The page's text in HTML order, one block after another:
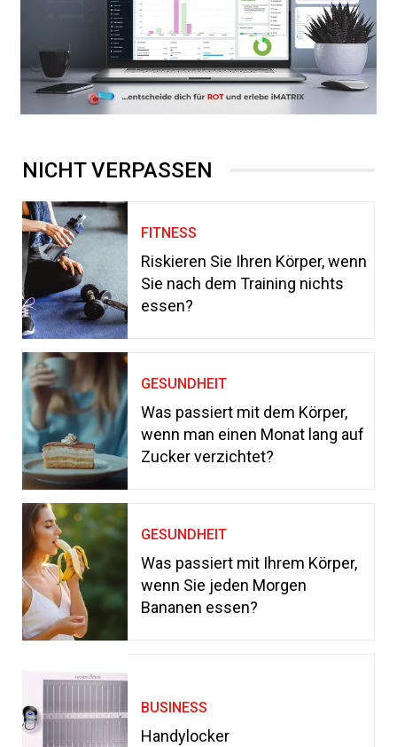
NICHT VERPASSEN
FITNESS
Riskieren Sie Ihren Körper, wenn
Sie nach dem Training nichts
essen?
GESUNDHEIT
Was passiert mit dem Körper,
wenn man einen Monat lang auf
Zucker verzichtet?
GESUNDHEIT
Was passiert mit Ihrem Körper,
wenn Sie jeden Morgen
Bananen essen?
BUSINESS
Handylocker